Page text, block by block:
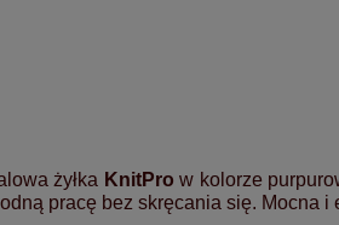
żyłka KnitPro w kolorze
pracę bez skręcania się. Mocna i